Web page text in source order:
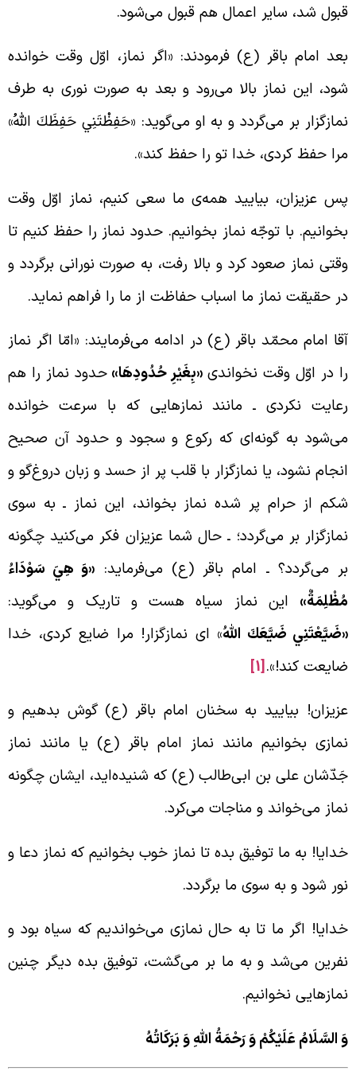
شد، سایر اعمال هم قبول می‌شود.
امام باقر (ع) فرمودند: «اگر نماز، اوّل وقت خوانده
این نماز بالا می‌رود و بعد به صورت نوری به طرف
بر می‌گردد و به او می‌گوید: «حَفِظْتَنِي حَفِظَكَ اللَّهُ»
حفظ کردی، خدا تو را حفظ کند».
عزیزان، بیایید همه‌ی ما سعی کنیم، نماز اوّل وقت
با توجّه نماز بخوانیم. حدود نماز را حفظ کنیم تا
نماز صعود کرد و بالا رفت، به صورت نورانی برگردد و
حقیقت نماز ما اسباب حفاظت از ما را فراهم نماید.
امام محمّد باقر (ع) در ادامه می‌فرمایند: «امّا اگر نماز
در اوّل وقت نخواندی«بِغَيْرِ حُدُودِهَا»حدود نماز را هم
نکردی ـ مانند نمازهایی که با سرعت خوانده
به گونه‌ای که رکوع و سجود و حدود آن صحیح
نشود، یا نمازگزار با قلب پر از حسد و زبان دروغ‌گو و
از حرام پر شده نماز بخواند، این نماز ـ به سوی
بر می‌گردد؛ ـ حال شما عزیزان فکر می‌کنید چگونه
می‌گردد؟ ـ امام باقر (ع) می‌فرماید:«وَ هِيَ سَوْدَاءُ
این نماز سیاه هست و تاریک و می‌گوید:
ضَيَّعَكَ اللَّهُ» ای نمازگزار! مرا ضایع کردی، خدا
کند!».[1]
بیایید به سخنان امام باقر (ع) گوش بدهیم و
بخوانیم مانند نماز امام باقر (ع) یا مانند نماز
علی بن ابی‌طالب (ع) که شنیده‌اید، ایشان چگونه
می‌خواند و مناجات می‌کرد.
به ما توفیق بده تا نماز خوب بخوانیم که نماز دعا و
شود و به سوی ما برگردد.
اگر ما تا به حال نمازی می‌خواندیم که سیاه بود و
می‌شد و به ما بر می‌گشت، توفیق بده دیگر چنین
نخوانیم.
السَّلَامُ عَلَيْكُمْ وَ رَحْمَةُ اللَّهِ وَ بَرَكَاتُهُ